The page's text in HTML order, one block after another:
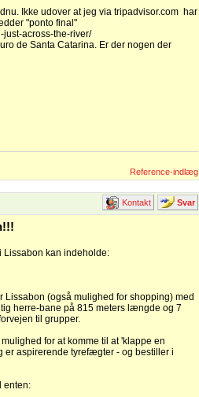
Ikke udover at jeg via tripadvisor.com har
"ponto final"
just-across-the-river/
de Santa Catarina. Er der nogen der
Reference-indlæg
Kontakt Svar
Lissabon kan indeholde:
Lissabon (også mulighed for shopping) med
herre-bane på 815 meters længde og 7
til grupper.
for at komme til at 'klappe en
er aspirerende tyrefægter - og bestiller i
enten: